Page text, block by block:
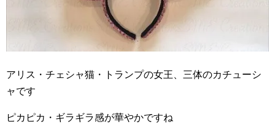
アリス・チェシャ猫・トランプの女王、三体のカチューシ
ャです
ピカピカ・ギラギラ感が華やかですね